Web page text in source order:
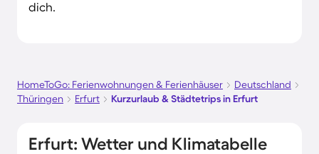
dich.
HomeToGo: Ferienwohnungen & Ferienhäuser
Deutschland
Thüringen
Erfurt Kurzurlaub & Städtetrips in Erfurt
Erfurt: Wetter und Klimatabelle